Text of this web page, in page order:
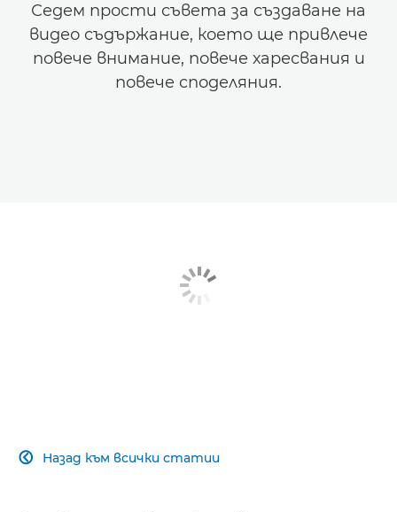
Седем прости съвета за създаване на
видео съдържание, което ще привлече
повече внимание, повече харесвания и
повече споделяния.
Назад към всички статии
